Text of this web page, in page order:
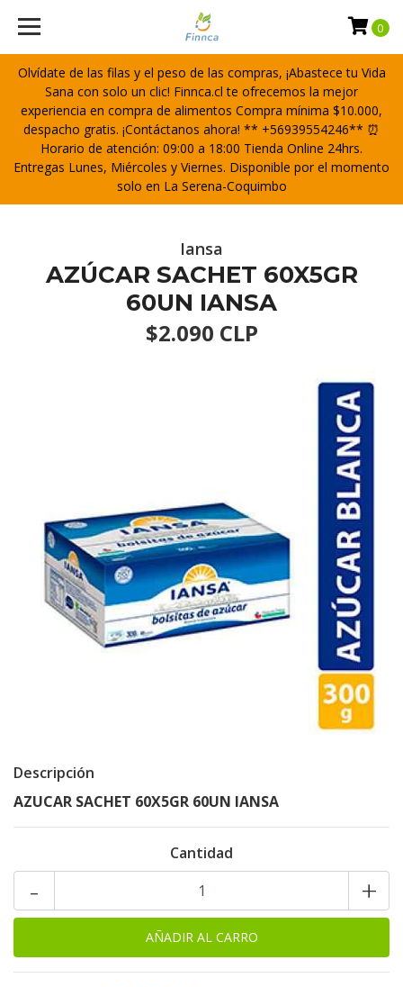
Olvídate de las filas y el peso de las compras, ¡Abastece tu Vida
Sana con solo un clic! Finnca.cl te ofrecemos la mejor
experiencia en compra de alimentos Compra mínima $10.000,
despacho gratis. ¡Contáctanos ahora! ** +56939554246** ⏰
Horario de atención: 09:00 a 18:00 Tienda Online 24hrs.
Entregas Lunes, Miércoles y Viernes. Disponible por el momento
solo en La Serena-Coquimbo
0
Iansa
AZÚCAR SACHET 60X5GR
60UN IANSA
$2.090 CLP
Descripción
AZUCAR SACHET 60X5GR 60UN IANSA
Cantidad
+
-